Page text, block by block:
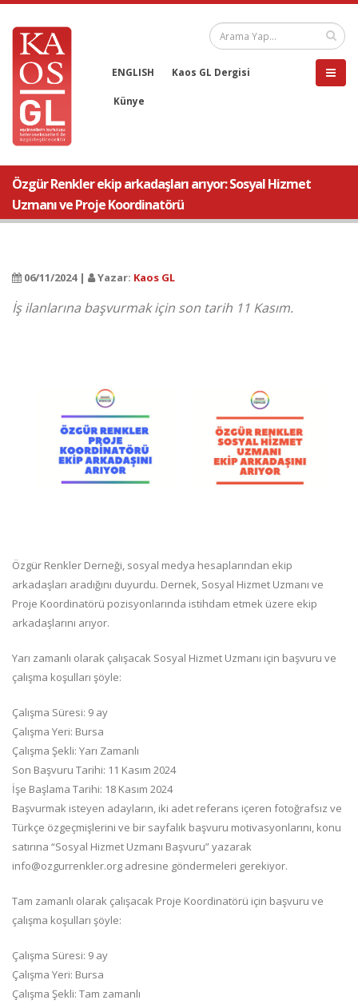
ENGLISH Kaos GL Dergisi
Künye
Özgür Renkler ekip arkadaşları arıyor: Sosyal Hizmet
Uzmanı ve Proje Koordinatörü
06/11/2024 | Yazar: Kaos GL
İş ilanlarına başvurmak için son tarih 11 Kasım.
Özgür Renkler Derneği, sosyal medya hesaplarından ekip
arkadaşları aradığını duyurdu. Dernek, Sosyal Hizmet Uzmanı ve
Proje Koordinatörü pozisyonlarında istihdam etmek üzere ekip
arkadaşlarını arıyor.
Yarı zamanlı olarak çalışacak Sosyal Hizmet Uzmanı için başvuru ve
çalışma koşulları şöyle:
Çalışma Süresi: 9 ay
Çalışma Yeri: Bursa
Çalışma Şekli: Yarı Zamanlı
Son Başvuru Tarihi: 11 Kasım 2024
İşe Başlama Tarihi: 18 Kasım 2024
Başvurmak isteyen adayların, iki adet referans içeren fotoğrafsız ve
Türkçe özgeçmişlerini ve bir sayfalık başvuru motivasyonlarını, konu
satırına “Sosyal Hizmet Uzmanı Başvuru” yazarak
info@ozgurrenkler.org adresine göndermeleri gerekiyor.
Tam zamanlı olarak çalışacak Proje Koordinatörü için başvuru ve
çalışma koşulları şöyle:
Çalışma Süresi: 9 ay
Çalışma Yeri: Bursa
Çalışma Şekli: Tam zamanlı